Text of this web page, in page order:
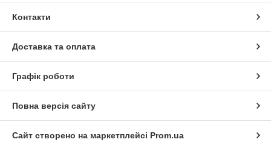
Контакти
Доставка та оплата
Графік роботи
Повна версія сайту
Сайт створено на маркетплейсі Prom.ua